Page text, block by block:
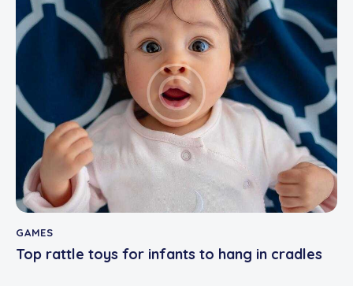
GAMES
Top rattle toys for infants to hang in cradles